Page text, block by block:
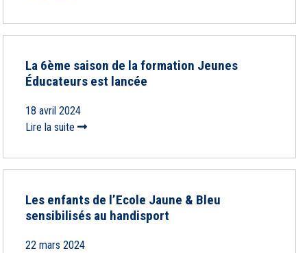
La 6ème saison de la formation Jeunes
Éducateurs est lancée
18 avril 2024
Lire la suite
Les enfants de l’Ecole Jaune & Bleu
sensibilisés au handisport
22 mars 2024